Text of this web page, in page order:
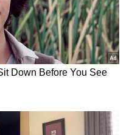
ಮತ್ತು ಯುವ
ನ್ಯೂಸ್ ಅಧಿಕೃತ
ಎಲ್ಲಾ ಅಪ್‌ಡೇಟ್